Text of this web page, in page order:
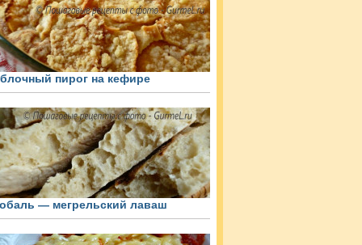
пирог на кефире
— мегрельский лаваш